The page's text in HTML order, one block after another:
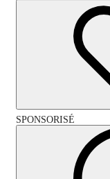
SPONSORISÉ